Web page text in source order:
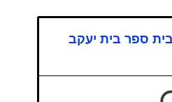
ספר בית יעקב